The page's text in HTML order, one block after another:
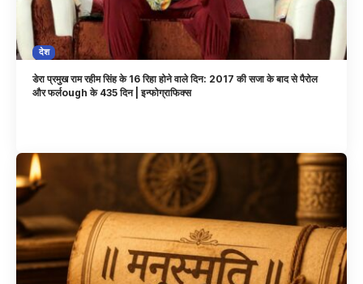
देश
डेरा प्रमुख राम रहीम सिंह के 16 रिहा होने वाले दिन: 2017 की सजा के बाद से पैरोल
और फर्लough के 435 दिन | इन्फोग्राफिक्स